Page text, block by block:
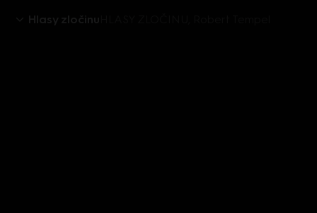
Hlasy zločinu